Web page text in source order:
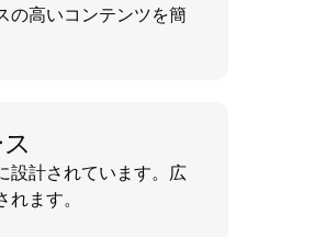
の高いコンテンツを簡
設計されています。広
ます。